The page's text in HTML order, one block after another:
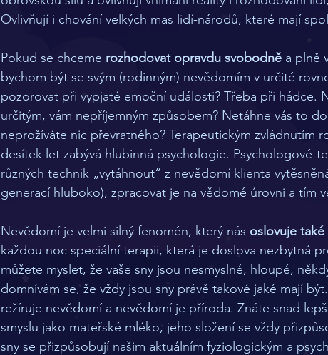
Ovlivňují i chování velkých mas lidí-národů, které mají
Pokud se chceme rozhodovat opravdu svobodně a plně
bychom být se svým (rodinným) nevědomím v určité
pozorovat při vypjaté emoční události? Třeba při hádce.
určitým, vám nepříjemným způsobem? Netáhne vás to
neprožíváte nic převratného? Terapeutickým zvládnutím
desítek let zabývá hlubinná psychologie. Psychologové-
různých technik „vytáhnout“ z nevědomí klienta
generací hluboko), zpracovat je na vědomé úrovni a tím
Nevědomí je velmi silný fenomén, který nás oslovuje také
každou noc speciální terapii, která je doslova nezbytná
můžete myslet, že vaše sny jsou nesmyslné, hloupé,
domnívám se, že vždy jsou sny právě takové jaké mají
režíruje nevědomí a nevědomí je příroda. Znáte snad
smyslu jako mateřské mléko, jeho složení se vždy
sny se přizpůsobují našim aktuálním fyziologickým a